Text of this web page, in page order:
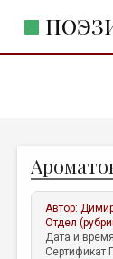
ЖАНРЫ
АВТОРЫ
Автор:
Отдел
Дата и
Сертификат